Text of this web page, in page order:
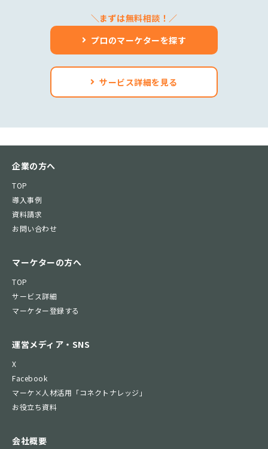
＼まずは無料相談！／
プロのマーケターを探す
サービス詳細を見る
企業の方へ
TOP
導入事例
資料請求
お問い合わせ
マーケターの方へ
TOP
サービス詳細
マーケター登録する
運営メディア・SNS
X
Facebook
マーケ×人材活用「コネクトナレッジ」
お役立ち資料
会社概要